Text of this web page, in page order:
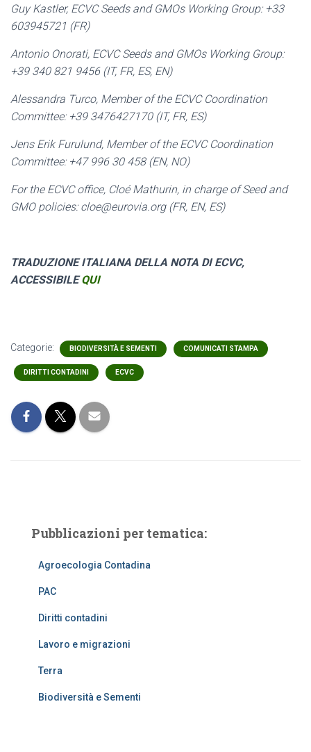
Guy Kastler, ECVC Seeds and GMOs Working Group: +33
603945721 (FR)
Antonio Onorati, ECVC Seeds and GMOs Working Group:
+39 340 821 9456 (IT, FR, ES, EN)
Alessandra Turco, Member of the ECVC Coordination
Committee: +39 3476427170 (IT, FR, ES)
Jens Erik Furulund, Member of the ECVC Coordination
Committee: +47 996 30 458 (EN, NO)
For the ECVC office, Cloé Mathurin, in charge of Seed and
GMO policies: cloe@eurovia.org (FR, EN, ES)
TRADUZIONE ITALIANA DELLA NOTA DI ECVC,
ACCESSIBILEQUI
Categorie: BIODIVERSITÀ E SEMENTI COMUNICATI STAMPA
DIRITTI CONTADINI ECVC
Pubblicazioni per tematica:
Agroecologia Contadina
PAC
Diritti contadini
Lavoro e migrazioni
Terra
Biodiversità e Sementi